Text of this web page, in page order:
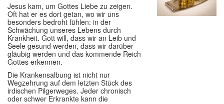
Jesus kam, um Gottes Liebe zu zeigen.
Oft hat er es dort getan, wo wir uns
besonders bedroht fühlen: in der
Schwächung unseres Lebens durch
Krankheit. Gott will, dass wir an Leib und
Seele gesund werden, dass wir darüber
gläubig werden und das kommende Reich
Gottes erkennen.
Die Krankensalbung ist nicht nur
Wegzehrung auf dem letzten Stück des
irdischen Pilgerweges. Jeder chronisch
oder schwer Erkrankte kann die